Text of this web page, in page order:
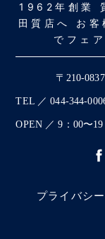
1962年創業
田質店へ お客
でフェ
〒210-
TEL ／ 044-344-
OPEN ／ 9：00〜19
プライバシ